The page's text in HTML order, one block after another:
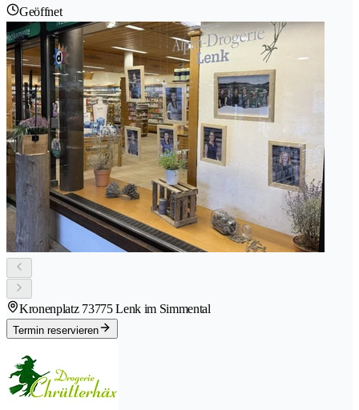
Geöffnet
Kronenplatz 73775 Lenk im Simmental
Termin reservieren